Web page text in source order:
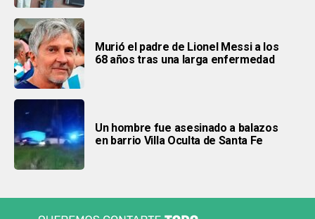
Murió el padre de Lionel Messi a los
68 años tras una larga enfermedad
Un hombre fue asesinado a balazos
en barrio Villa Oculta de Santa Fe